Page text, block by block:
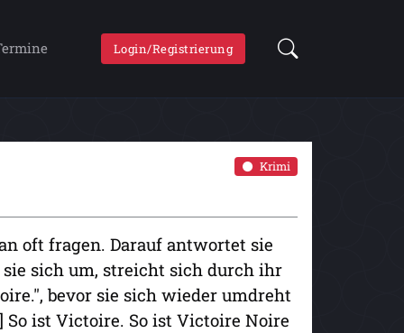
Login/Registrierung
Krimi
oft fragen. Darauf antwortet sie
sich um, streicht sich durch ihr
bevor sie sich wieder umdreht
ist Victoire. So ist Victoire Noire